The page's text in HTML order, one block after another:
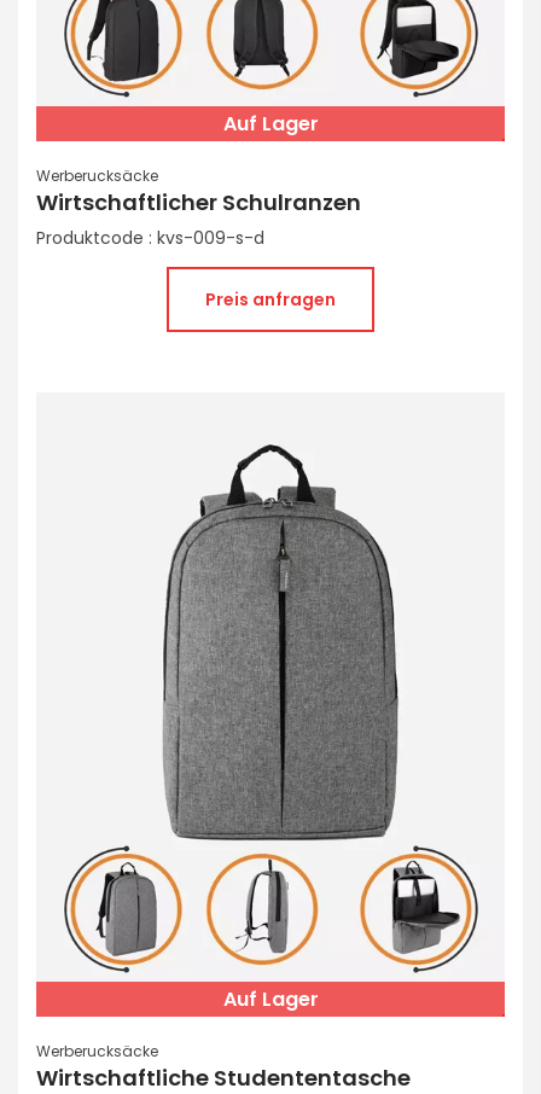
Auf Lager
Werberucksäcke
Wirtschaftlicher Schulranzen
Produktcode : kvs-009-s-d
Preis anfragen
Auf Lager
Werberucksäcke
Wirtschaftliche Studententasche